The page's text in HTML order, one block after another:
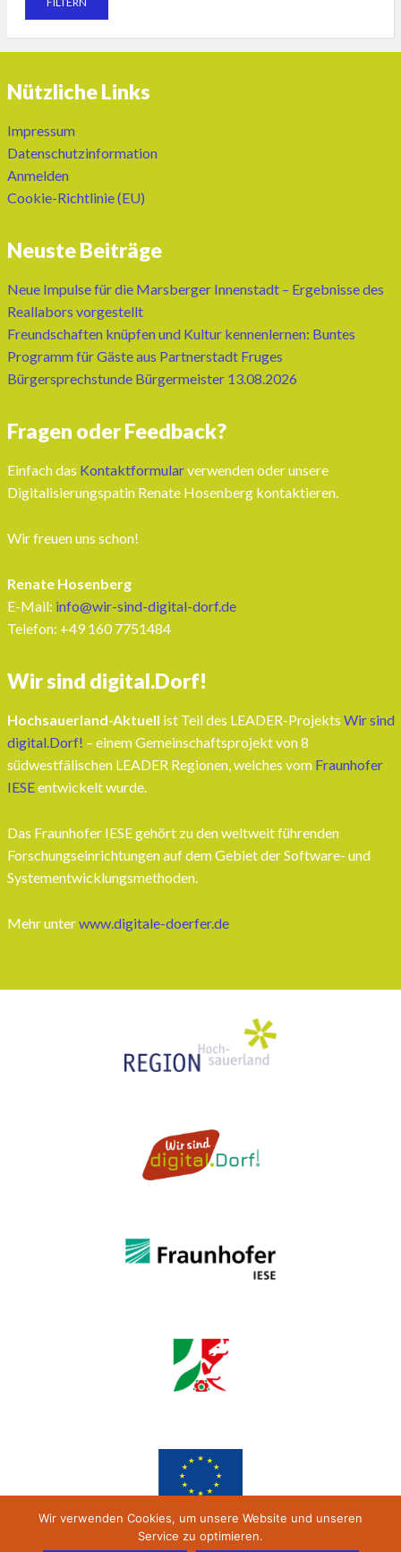
Nützliche Links
Impressum
Datenschutzinformation
Anmelden
Cookie-Richtlinie (EU)
Neuste Beiträge
Neue Impulse für die Marsberger Innenstadt – Ergebnisse des
Reallabors vorgestellt
Freundschaften knüpfen und Kultur kennenlernen: Buntes
Programm für Gäste aus Partnerstadt Fruges
Bürgersprechstunde Bürgermeister 13.08.2026
Fragen oder Feedback?
Einfach das Kontaktformularverwenden oder unsere
Digitalisierungspatin Renate Hosenberg kontaktieren.
Wir freuen uns schon!
Renate Hosenberg
E-Mail: info@wir-sind-digital-dorf.de
Telefon: ‭+49 160 7751484‬
Wir sind digital.Dorf!
Hochsauerland-Aktuell ist Teil des LEADER-Projekts Wir sind
digital.Dorf! – einem Gemeinschaftsprojekt von 8
südwestfälischen LEADER Regionen, welches vom Fraunhofer
IESEentwickelt wurde.
Das Fraunhofer IESE gehört zu den weltweit führenden
Forschungseinrichtungen auf dem Gebiet der Software- und
Systementwicklungsmethoden.
Mehr unterwww.digitale-doerfer.de
Wir verwenden Cookies, um unsere Website und unseren
Service zu optimieren.